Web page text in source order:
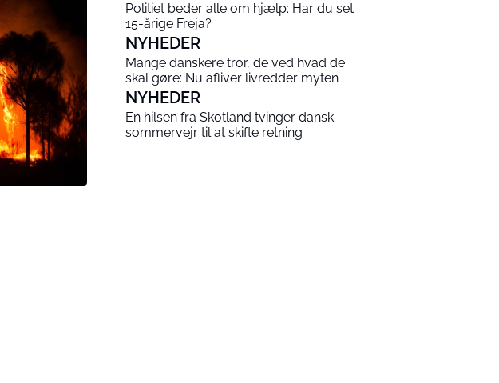
Politiet beder alle om hjælp: Har du set
15-årige Freja?
NYHEDER
Mange danskere tror, de ved hvad de
skal gøre: Nu afliver livredder myten
NYHEDER
En hilsen fra Skotland tvinger dansk
sommervejr til at skifte retning